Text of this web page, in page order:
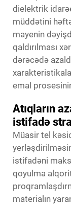
dielektrik
müddətini
mayenin
qaldırılması
dərəcədə
emal
Atıqların
istifadə
Müasir tel
istifadəni
qoyulma
materialın